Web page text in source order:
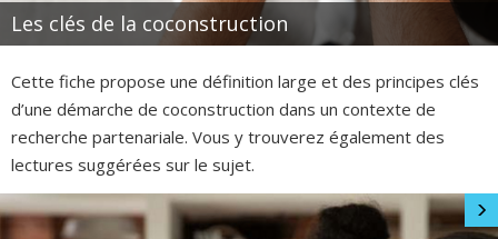
Les clés de la coconstruction
Cette fiche propose une définition large et des principes clés
d’une démarche de coconstruction dans un contexte de
recherche partenariale. Vous y trouverez également des
lectures suggérées sur le sujet.